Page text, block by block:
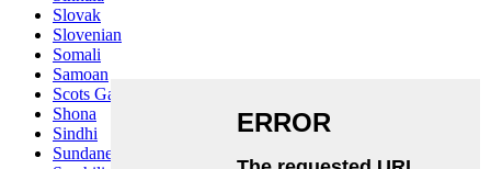
Slovak
Slovenian
Somali
Samoan
Scots Gaelic
Shona
Sindhi
Sundanese